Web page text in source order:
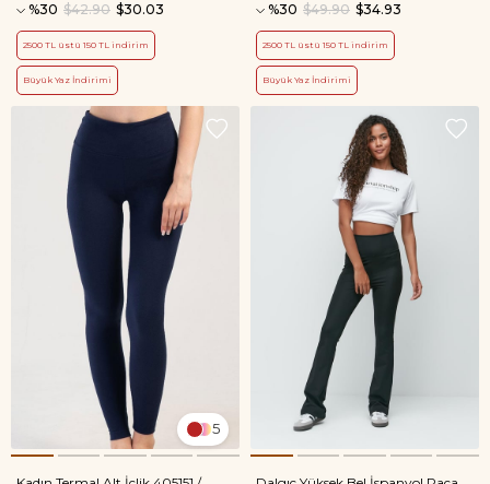
%30
$30.03
$42.90
2500 TL üstü 150 TL indirim
Büyük Yaz İndirimi
%30
$34.93
$49.90
2500 TL üstü 150 TL indirim
Büyük Yaz İndirimi
5